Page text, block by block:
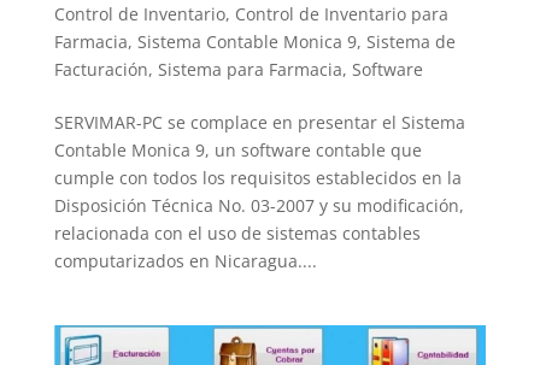
Control de Inventario, Control de Inventario para
Farmacia, Sistema Contable Monica 9, Sistema de
Facturación, Sistema para Farmacia, Software
SERVIMAR-PC se complace en presentar el Sistema
Contable Monica 9, un software contable que
cumple con todos los requisitos establecidos en la
Disposición Técnica No. 03-2007 y su modificación,
relacionada con el uso de sistemas contables
computarizados en Nicaragua....